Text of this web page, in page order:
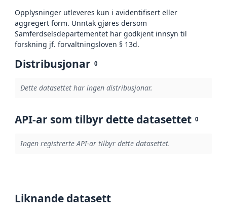
Opplysninger utleveres kun i avidentifisert eller
aggregert form. Unntak gjøres dersom
Samferdselsdepartementet har godkjent innsyn til
forskning jf. forvaltningsloven § 13d.
Distribusjonar 0
Dette datasettet har ingen distribusjonar.
API-ar som tilbyr dette datasettet 0
Ingen registrerte API-ar tilbyr dette datasettet.
Liknande datasett